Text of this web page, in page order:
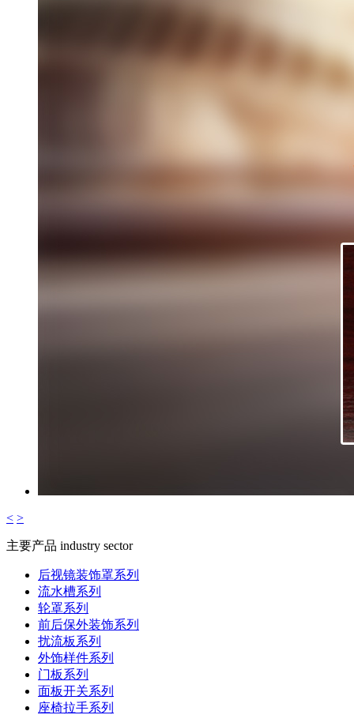
< >
主要产品 industry sector
后视镜装饰罩系列
流水槽系列
轮罩系列
前后保外装饰系列
扰流板系列
外饰样件系列
门板系列
面板开关系列
座椅拉手系列